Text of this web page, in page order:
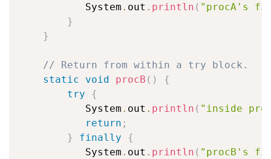
           System
. out . println ( "procA's
}
}
// Return from within a try block.
static
void procB ( )
{
try
{
           System
. out . println ( "inside
return ;
}
finally
{
           System
. out . println ( "procB's